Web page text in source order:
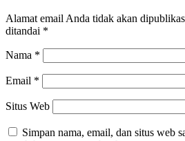
Alamat email Anda tidak akan
ditandai *
Nama *
Email *
Situs Web
Simpan nama, email, dan situs web